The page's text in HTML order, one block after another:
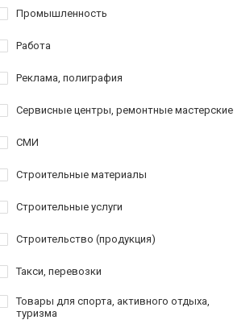
Промышленность
Работа
Реклама, полиграфия
Сервисные центры, ремонтные мастерские
СМИ
Строительные материалы
Строительные услуги
Строительство (продукция)
Такси, перевозки
Товары для спорта, активного отдыха,
туризма